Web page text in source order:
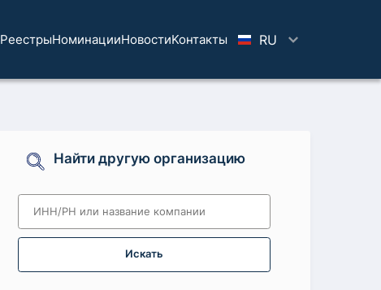
РеестрыНоминацииНовостиKoнтaкты RU
Найти другую организацию
Искать